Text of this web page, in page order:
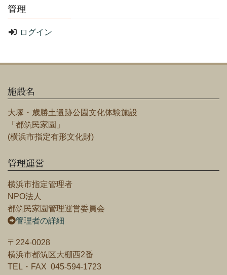
管理
ログイン
施設名
大塚・歳勝土遺跡公園文化体験施設
「都筑民家園」
(横浜市指定有形文化財)
管理運営
横浜市指定管理者
NPO法人
都筑民家園管理運営委員会
管理者の詳細
〒224-0028
横浜市都筑区大棚西2番
TEL・FAX 045-594-1723